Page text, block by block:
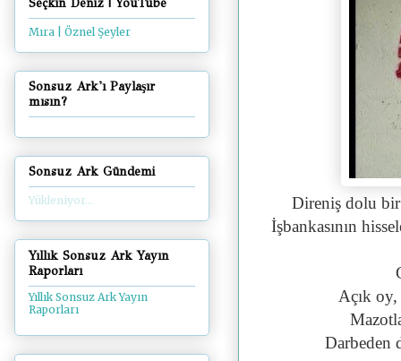
Direniş dolu
İşbankasının
Açık oy,
Darbeden
Mıra | Öznel Şeyler
Sonsuz Ark'ı Paylaşır
mısın?
Sonsuz Ark Gündemi
Yükleniyor...
Yıllık Sonsuz Ark Yayın
Raporları
Yıllık Sonsuz Ark Yayın
Raporları